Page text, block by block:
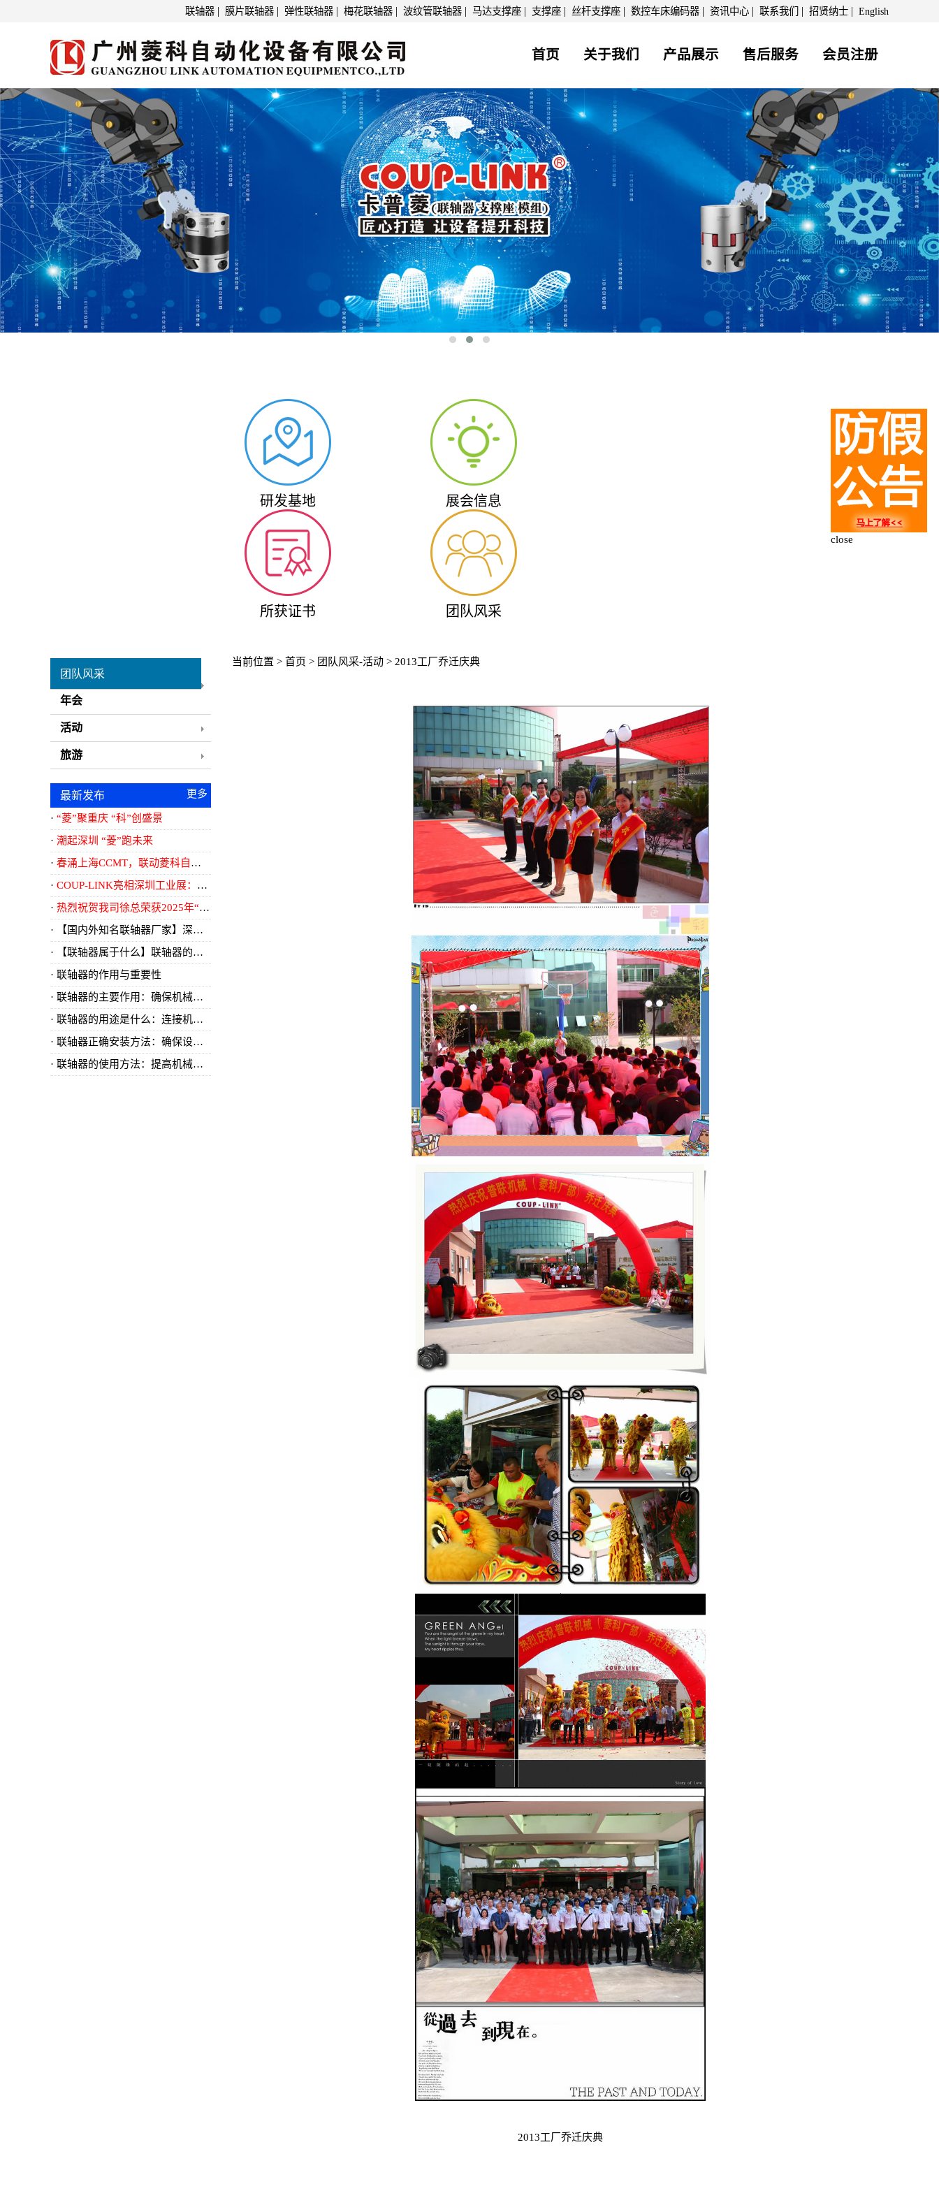
联轴器 | 膜片联轴器 | 弹性联轴器 | 梅花联轴器 | 波纹管联轴器 | 马达支撑座 | 支撑座 | 丝杆支撑座 | 数控车床编码器 | 资讯中心 | 联系我们 | 招贤纳士 | English
首页 关于我们 产品展示 售后服务 会员注册
研发基地 展会信息
所获证书 团队风采
团队风采
年会
活动
旅游
最新发布
“菱”聚重庆 “科”创盛景
潮起深圳 “菱”跑未来
春涌上海CCMT，联动菱科自动化
COUP-LINK亮相深圳工业展：以精密传动，致敬智造时代
热烈祝贺我司徐总荣获2025年“南沙区优秀民营企业家”称号
【国内外知名联轴器厂家】深入解析：国内外知名联轴器厂家及其创新技术
【联轴器属于什么】联轴器的分类与应用领域详解
联轴器的作用与重要性
​联轴器的主要作用：确保机械传动的稳定性
​联轴器的用途是什么：连接机械元件的关键组件
​联轴器正确安装方法：确保设备稳定运行的关键
​联轴器的使用方法：提高机械传动效率的关键
更多
<<..
当前位置 > 首页 > 团队风采-活动 > 2013工厂乔迁庆典
2013工厂乔迁庆典
close